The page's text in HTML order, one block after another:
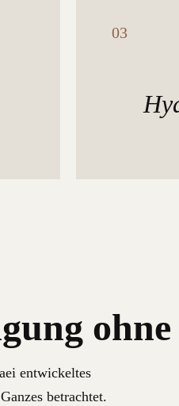
ohne
entwickeltes
betrachtet.